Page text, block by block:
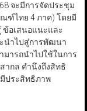
จะมีการจัดประชุม
ฑ์ไทย 4 ภาค) โดยมี
ข้อเสนอแนะและ
นำไปสู่การพัฒนา
ารถนำไปใช้ในการ
ากล คำนึงถึงสิทธิ
ประสิทธิภาพ